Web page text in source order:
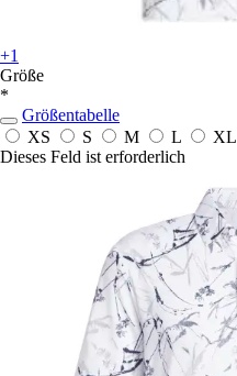
+1
Größe
*
Größentabelle
XS
S M L XL
Dieses Feld ist erforderlich